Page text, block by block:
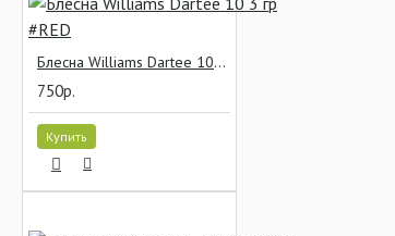
Блесна Williams Dartee 10 3 гр #RED
750р.
Купить